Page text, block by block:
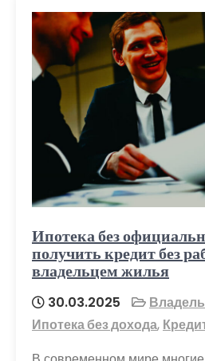
Ипотека без
получить кредит без
владельцем жилья
30.03.2025
Ипотека без дохода,